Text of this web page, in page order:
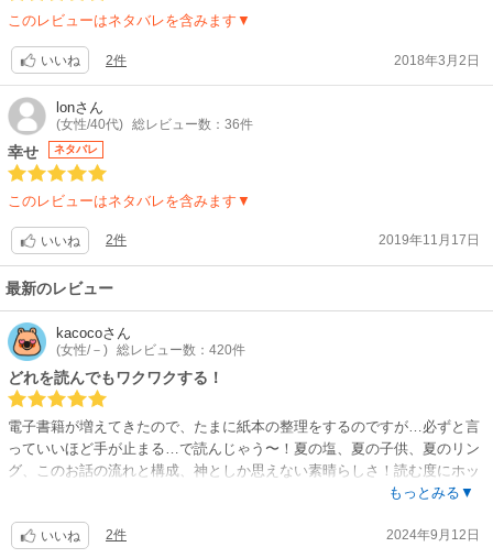
このレビューはネタバレを含みます▼
いいね 2件 2018年3月2日
lonさん
(女性/40代) 総レビュー数：36件
幸せ ネタバレ
このレビューはネタバレを含みます▼
いいね 2件 2019年11月17日
最新のレビュー
kacocoさん
(女性/－) 総レビュー数：420件
どれを読んでもワクワクする！
電子書籍が増えてきたので、たまに紙本の整理をするのですが…必ずと言
っていいほど手が止まる…で読んじゃう〜！夏の塩、夏の子供、夏のリン
グ、このお話の流れと構成、神としか思えない素晴らしさ！読む度にホッ
としてニンマリしてしまう〜。榎田尤利作品達の定位置はこれまで通り、
もっとみる▼
いいね 2件 2024年9月12日